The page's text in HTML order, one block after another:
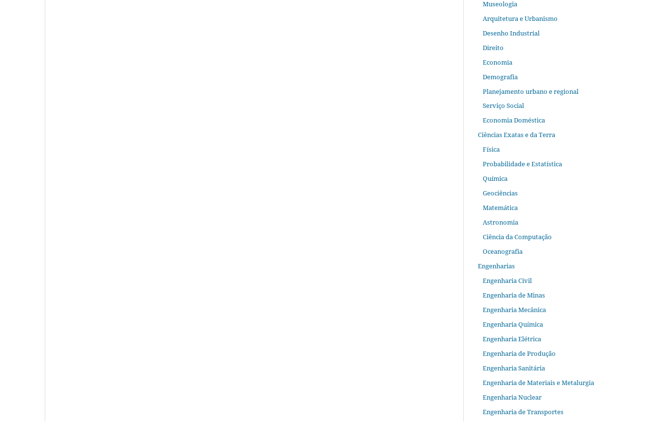
Museologia
Arquitetura e Urbanismo
Desenho Industrial
Direito
Economia
Demografia
Planejamento urbano e regional
Serviço Social
Economia Doméstica
Ciências Exatas e da Terra
Física
Probabilidade e Estatística
Química
Geociências
Matemática
Astronomia
Ciência da Computação
Oceanografia
Engenharias
Engenharia Civil
Engenharia de Minas
Engenharia Mecânica
Engenharia Química
Engenharia Elétrica
Engenharia de Produção
Engenharia Sanitária
Engenharia de Materiais e Metalurgia
Engenharia Nuclear
Engenharia de Transportes